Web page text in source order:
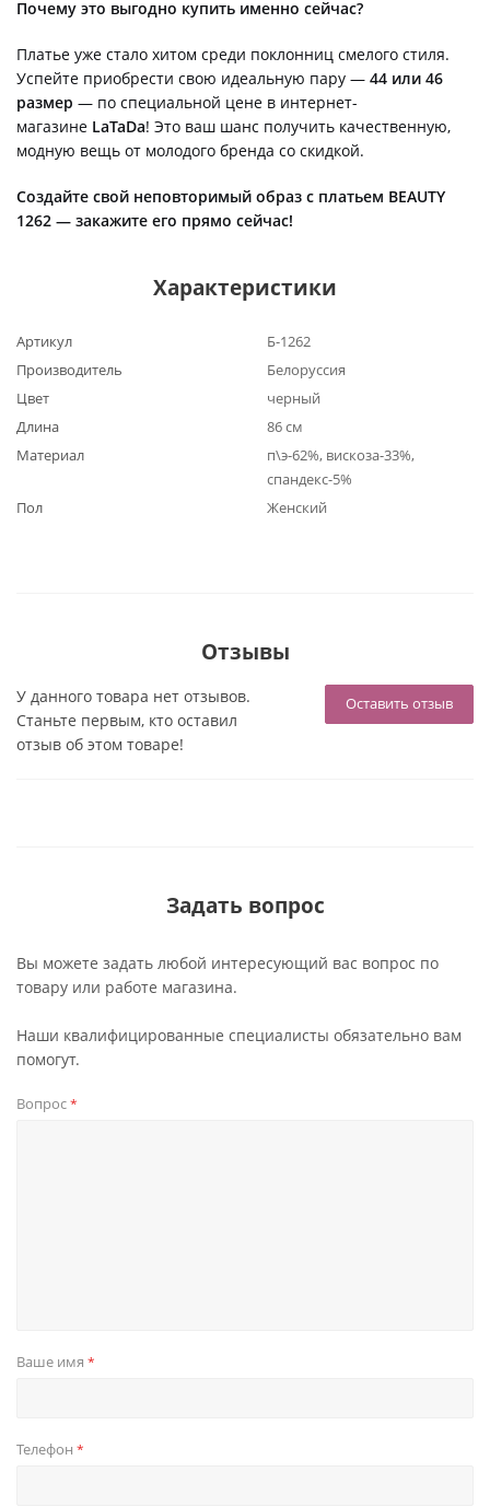
Почему это выгодно купить именно сейчас?
Платье уже стало хитом среди поклонниц смелого стиля.
Успейте приобрести свою идеальную пару — 44 или 46
размер — по специальной цене в интернет-
магазине LaTaDa! Это ваш шанс получить качественную,
модную вещь от молодого бренда со скидкой.
Создайте свой неповторимый образ с платьем BEAUTY
1262 — закажите его прямо сейчас!
Характеристики
Артикул
Б-1262
Производитель
Белоруссия
Цвет
черный
Длина
86 см
Материал
п\э-62%, вискоза-33%,
спандекс-5%
Пол
Женский
Отзывы
Оставить отзыв
У данного товара нет отзывов.
Станьте первым, кто оставил
отзыв об этом товаре!
Задать вопрос
Вы можете задать любой интересующий вас вопрос по
товару или работе магазина.
Наши квалифицированные специалисты обязательно вам
помогут.
Вопрос*
Ваше имя *
Телефон *